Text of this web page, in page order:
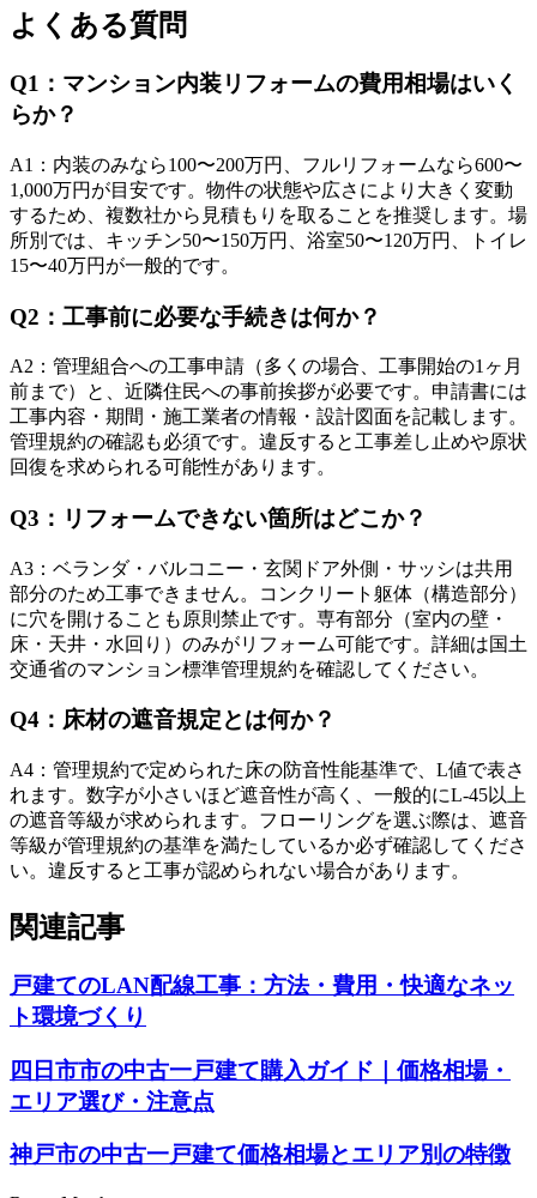
よくある質問
Q1 ： マンション内装リフォームの費用相場はいく
らか？
A1 ： 内装のみなら100〜200万円、フルリフォームなら600〜
1,000万円が目安です。物件の状態や広さにより大きく変動
するため、複数社から見積もりを取ることを推奨します。場
所別では、キッチン50〜150万円、浴室50〜120万円、トイレ
15〜40万円が一般的です。
Q2 ： 工事前に必要な手続きは何か？
A2 ： 管理組合への工事申請（多くの場合、工事開始の1ヶ月
前まで）と、近隣住民への事前挨拶が必要です。申請書には
工事内容・期間・施工業者の情報・設計図面を記載します。
管理規約の確認も必須です。違反すると工事差し止めや原状
回復を求められる可能性があります。
Q3 ： リフォームできない箇所はどこか？
A3 ： ベランダ・バルコニー・玄関ドア外側・サッシは共用
部分のため工事できません。コンクリート躯体（構造部分）
に穴を開けることも原則禁止です。専有部分（室内の壁・
床・天井・水回り）のみがリフォーム可能です。詳細は国土
交通省のマンション標準管理規約を確認してください。
Q4 ： 床材の遮音規定とは何か？
A4 ： 管理規約で定められた床の防音性能基準で、L値で表さ
れます。数字が小さいほど遮音性が高く、一般的にL-45以上
の遮音等級が求められます。フローリングを選ぶ際は、遮音
等級が管理規約の基準を満たしているか必ず確認してくださ
い。違反すると工事が認められない場合があります。
関連記事
戸建てのLAN配線工事：方法・費用・快適なネッ
ト環境づくり
四日市市の中古一戸建て購入ガイド｜価格相場・
エリア選び・注意点
神戸市の中古一戸建て価格相場とエリア別の特徴